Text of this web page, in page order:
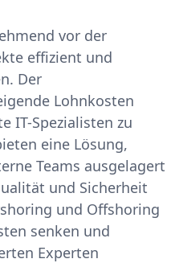
vor der
effizient und
Der
Lohnkosten
IT-Spezialisten zu
eine Lösung,
Teams ausgelagert
und Sicherheit
und Offshoring
senken und
Experten